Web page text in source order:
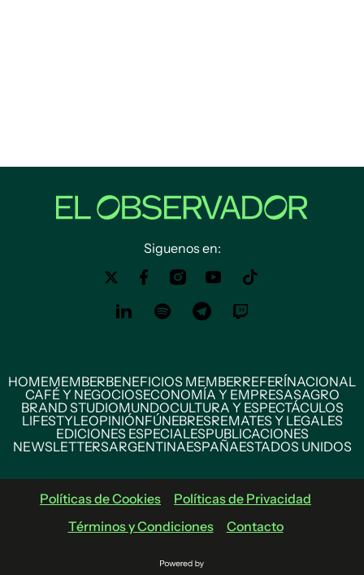
Siguenos en:
HOMEMEMBERBENEFICIOS MEMBERREFERÍNACIONAL
CAFÉ Y NEGOCIOSECONOMÍA Y EMPRESASAGRO
BRAND STUDIOMUNDOCULTURA Y ESPECTÁCULOS
LIFESTYLEOPINIÓNFÚNEBRESREMATES Y LEGALES
EDICIONES ESPECIALESPUBLICACIONES
NEWSLETTERSARGENTINAESPAÑAESTADOS UNIDOS
Políticas de Cookies
Políticas de Privacidad
Términos y Condiciones
Contacto